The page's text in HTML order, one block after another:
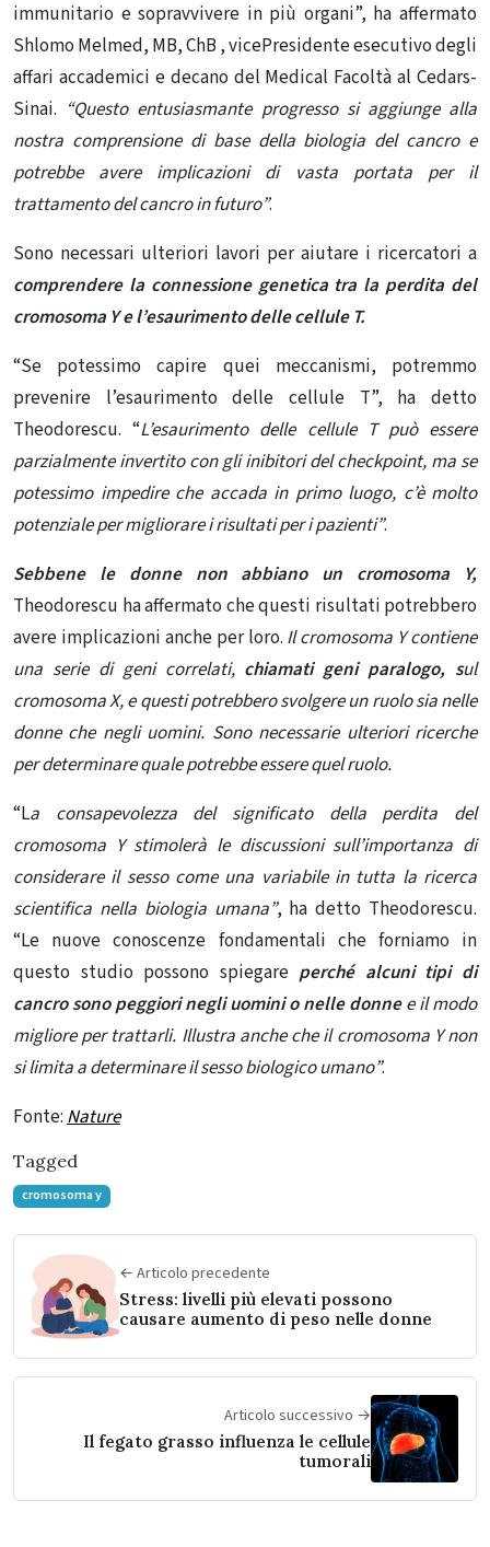
immunitario e sopravvivere in più organi”, ha affermato
Shlomo Melmed, MB,ChB , vicePresidente esecutivo degli
affari accademici e decano del Medical Facoltà al Cedars-
Sinai. “Questo entusiasmante progresso si aggiunge alla
nostra comprensione di base della biologia del cancro e
potrebbe avere implicazioni di vasta portata per il
trattamento del cancro in futuro”.
Sono necessari ulteriori lavori per aiutare i ricercatori a
comprendere la connessione genetica tra la perdita del
cromosoma Y e l’esaurimento delle cellule T.
“Se potessimo capire quei meccanismi, potremmo
prevenire l’esaurimento delle cellule T”, ha detto
Theodorescu. “L’esaurimento delle cellule T può essere
parzialmente invertito con gli inibitori del checkpoint, ma se
potessimo impedire che accada in primo luogo, c’è molto
potenziale per migliorare i risultati per i pazienti”.
Sebbene le donne non abbiano un cromosoma Y,
Theodorescu ha affermato che questi risultati potrebbero
avere implicazioni anche per loro. Il cromosoma Y contiene
una serie di geni correlati, chiamati geni paralogo, sul
cromosoma X, e questi potrebbero svolgere un ruolo sia nelle
donne che negli uomini. Sono necessarie ulteriori ricerche
per determinare quale potrebbe essere quel ruolo.
“La consapevolezza del significato della perdita del
cromosoma Y stimolerà le discussioni sull’importanza di
considerare il sesso come una variabile in tutta la ricerca
scientifica nella biologia umana”, ha detto Theodorescu.
“Le nuove conoscenze fondamentali che forniamo in
questo studio possono spiegareperché alcuni tipi di
cancro sono peggiori negli uomini o nelle donnee il modo
migliore per trattarli. Illustra anche che il cromosoma Y non
si limita a determinare il sesso biologico umano”.
Fonte:Nature
Tagged
cromosoma y
← Articolo precedente
Stress: livelli più elevati possono
causare aumento di peso nelle donne
Articolo successivo →
Il fegato grasso influenza le cellule
tumorali